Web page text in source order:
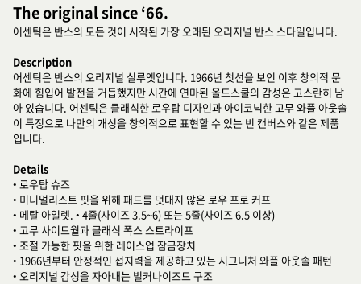
The original since ‘66.
어센틱은 반스의 모든 것이 시작된 가장 오래된 오리지널 반스 스타일입니다.
Description
어센틱은 반스의 오리지널 실루엣입니다. 1966년 첫선을 보인 이후 창의적 문
화에 힘입어 발전을 거듭했지만 시간에 연마된 올드스쿨의 감성은 고스란히 남
아 있습니다. 어센틱은 클래식한 로우탑 디자인과 아이코닉한 고무 와플 아웃솔
이 특징으로 나만의 개성을 창의적으로 표현할 수 있는 빈 캔버스와 같은 제품
입니다.
Details
• 로우탑 슈즈
• 미니멀리스트 핏을 위해 패드를 덧대지 않은 로우 프로 커프
• 메탈 아일렛. • 4줄(사이즈 3.5~6) 또는 5줄(사이즈 6.5 이상)
• 고무 사이드월과 클래식 폭스 스트라이프
• 조절 가능한 핏을 위한 레이스업 잠금장치
• 1966년부터 안정적인 접지력을 제공하고 있는 시그니처 와플 아웃솔 패턴
• 오리지널 감성을 자아내는 벌커나이즈드 구조